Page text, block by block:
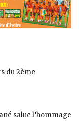
du 2ème
salue l’hommage